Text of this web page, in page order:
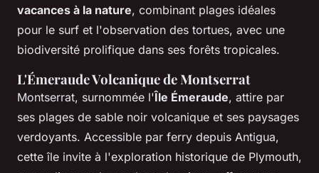
vacances à la nature, combinant plages idéales
pour le surf et l'observation des tortues, avec une
biodiversité prolifique dans ses forêts tropicales.
L'Émeraude Volcanique de Montserrat
Montserrat, surnommée l'Île Émeraude, attire par
ses plages de sable noir volcanique et ses paysages
verdoyants. Accessible par ferry depuis Antigua,
cette île invite à l'exploration historique de Plymouth,